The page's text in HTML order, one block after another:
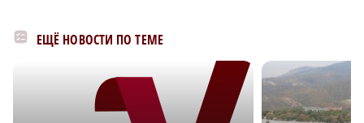
ЕЩЁ НОВОСТИ ПО ТЕМЕ